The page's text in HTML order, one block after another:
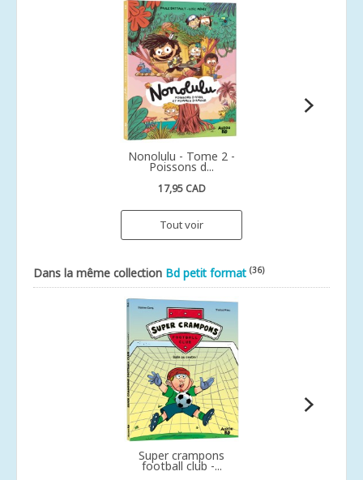
Nonolulu - Tome 2 -
Poissons d...
17,95 CAD
Tout voir
Dans la même collection Bd petit format (36)
Super crampons
football club -...